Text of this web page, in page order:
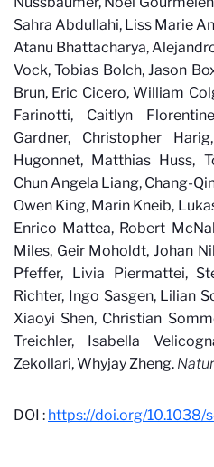
Sahra Abdullahi, Liss Marie
Atanu Bhattacharya,
Vock, Tobias Bolch, Jason
Brun, Eric Cicero, William
Farinotti, Caitlyn
Gardner, Christopher
Hugonnet, Matthias Huss,
Chun Angela Liang, Chang-
Owen King, Marin Kneib,
Enrico Mattea, Robert
Miles, Geir Moholdt, Johan
Pfeffer, Livia Piermattei,
Richter, Ingo Sasgen, Lilian
Xiaoyi Shen, Christian
Treichler, Isabella
Zekollari, Whyjay Zheng.
DOI : https://doi.org/